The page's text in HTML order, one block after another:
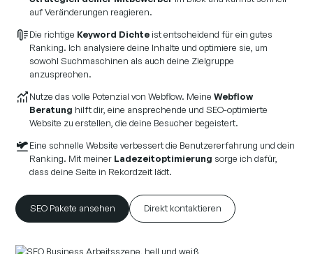
auf Veränderungen reagieren.
Die richtige Keyword Dichteist entscheidend für ein gutes
Ranking. Ich analysiere deine Inhalte und optimiere sie, um
sowohl Suchmaschinen als auch deine Zielgruppe
anzusprechen.
Nutze das volle Potenzial von Webflow. Meine Webflow
Beratung hilft dir, eine ansprechende und SEO-optimierte
Website zu erstellen, die deine Besucher begeistert.
Eine schnelle Website verbessert die Benutzererfahrung und dein
Ranking. Mit meiner Ladezeitoptimierung sorge ich dafür,
dass deine Seite in Rekordzeit lädt.
SEO Pakete ansehen Direkt kontaktieren